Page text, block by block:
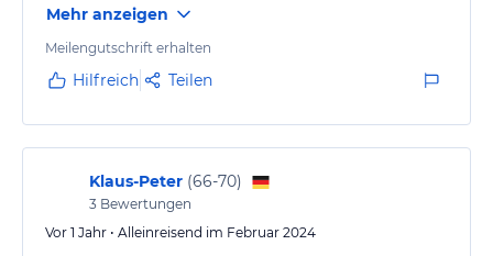
Mehr anzeigen
Meilengutschrift erhalten
Hilfreich Teilen
Klaus-Peter (66-70)
3 Bewertungen
Vor 1 Jahr • Alleinreisend im Februar 2024